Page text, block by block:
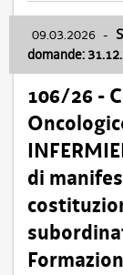
09.03.2026 -
domande:
106/26 -
di